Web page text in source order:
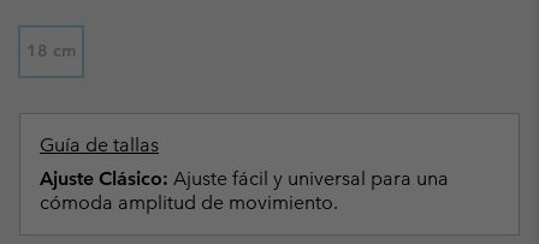
18 cm
Guía de tallas
Ajuste Clásico: Ajuste fácil y universal para una
cómoda amplitud de movimiento.